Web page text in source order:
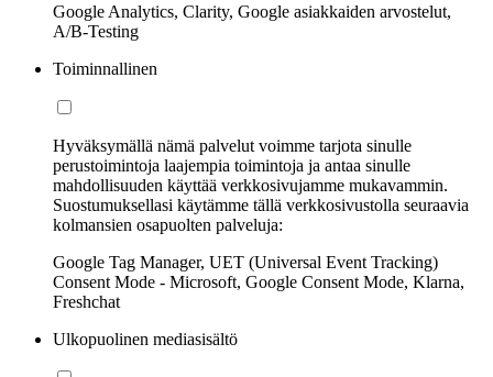
Google Analytics, Clarity, Google asiakkaiden arvostelut,
A/B-Testing
Toiminnallinen
Hyväksymällä nämä palvelut voimme tarjota sinulle
perustoimintoja laajempia toimintoja ja antaa sinulle
mahdollisuuden käyttää verkkosivujamme mukavammin.
Suostumuksellasi käytämme tällä verkkosivustolla seuraavia
kolmansien osapuolten palveluja:
Google Tag Manager, UET (Universal Event Tracking)
Consent Mode - Microsoft, Google Consent Mode, Klarna,
Freshchat
Ulkopuolinen mediasisältö